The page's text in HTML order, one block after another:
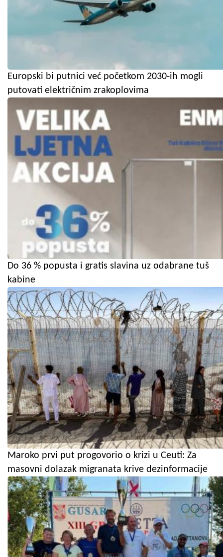
Europski bi putnici već početkom 2030-ih mogli
putovati električnim zrakoplovima
Do 36 % popusta i gratis slavina uz odabrane tuš
kabine
Maroko prvi put progovorio o krizi u Ceuti: Za
masovni dolazak migranata krive dezinformacije